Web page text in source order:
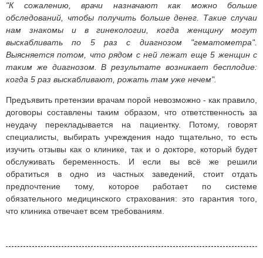
"К сожалению, врачи назначают как можно больше
обследований, чтобы получить больше денег. Такие случаи
нам знакомы и в гинекологии, когда женщину могут
выскабливать по 5 раз с диагнозом "гематометра".
Выясняется потом, что рядом с ней лежат еще 5 женщин с
таким же диагнозом. В результате возникает бесплодие:
когда 5 раз выскабливают, рожать там уже нечем".
Предъявить претензии врачам порой невозможно - как правило,
договоры составлены таким образом, что ответственность за
неудачу перекладывается на пациентку. Потому, говорят
специалисты, выбирать учреждения надо тщательно, то есть
изучить отзывы как о клинике, так и о докторе, который будет
обслуживать беременность. И если вы всё же решили
обратиться в одно из частных заведений, стоит отдать
предпочтение тому, которое работает по системе
обязательного медицинского страхования: это гарантия того,
что клиника отвечает всем требованиям.